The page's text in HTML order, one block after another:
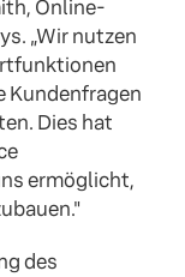
Online-
„Wir nutzen
Kundenfragen
Dies hat
ermöglicht,
des